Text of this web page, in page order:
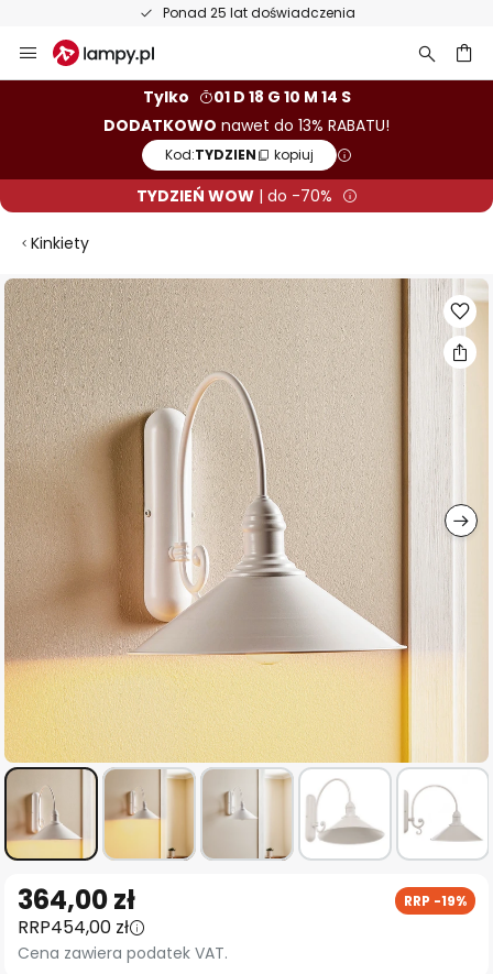
Ponad 25 lat doświadczenia
Przejdź
do
Tylko
01 D 18 G 10 M 14 S
DODATKOWO nawet do 13% RABATU!
Kod:TYDZIEN kopiuj
TYDZIEŃ WOW| do -70%
Kinkiety
Przejdź
na
koniec
galerii
na
początek
galerii
364,00 zł RRP -19%
RRP454,00 zł
Cena zawiera podatek VAT.